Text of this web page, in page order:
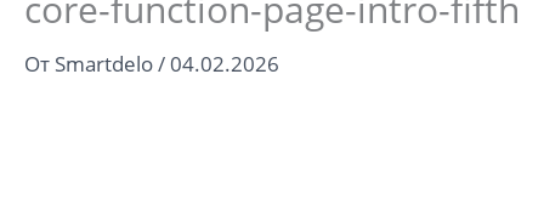
От Smartdelo/04.02.2026